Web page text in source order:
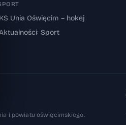
KS Unia Oświęcim – hokej
Sport
i powiatu oświęcimskiego.